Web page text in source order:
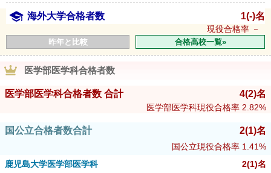
海外大学合格者数 1(-)名
現役合格率 －
昨年と比較 合格高校一覧»
医学部医学科合格者数
医学部医学科合格者数 合計 4(2)名
医学部医学科現役合格率 2.82%
国公立合格者数合計 2(1)名
国公立現役合格率 1.41%
鹿児島大学医学部医学科
2(1)名